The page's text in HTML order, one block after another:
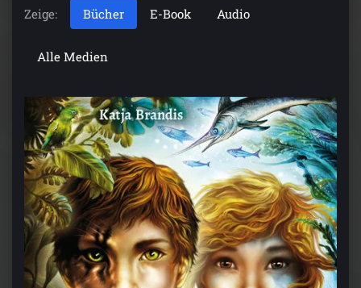
Zeige: Bücher E-Book Audio
Alle Medien